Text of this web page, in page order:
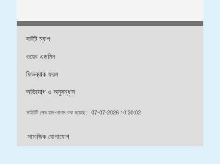
সাইট ম্যাপ
ওয়েব এডমিন
ফিডব্যাক ফরম
অভিযোগ ও অনুসন্ধান
সাইটটি শেষ হাল-নাগাদ করা হয়েছে: 07-07-2026 10:30:02
সামাজিক যোগাযোগ